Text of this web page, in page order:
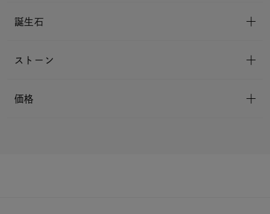
誕生石
ストーン
価格